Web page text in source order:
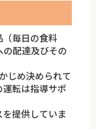
毎日の食料
配達及びその
じめ決められて
転は指導サポ
提供していま